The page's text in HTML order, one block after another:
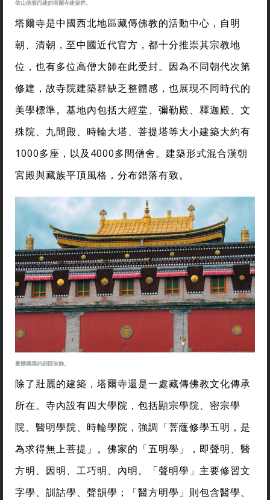
依山傍塬而建的塔爾寺建築群。
塔爾寺是中國西北地區藏傳佛教的活動中心，自明
朝、清朝，至中國近代官方，都十分推崇其宗教地
位，也有多位高僧大師在此受封。因為不同朝代次第
修建，故寺院建築群缺乏整體感，也展現不同時代的
美學標準。基地內包括大經堂、彌勒殿、釋迦殿、文
殊院、九間殿、時輪大塔、菩提塔等大小建築大約有
1000多座，以及4000多間僧舍。建築形式混合漢朝
宮殿與藏族平頂風格，分布錯落有致。
量體構築的細部裝飾。
除了壯麗的建築，塔爾寺還是一處藏傳佛教文化傳承
所在。寺內設有四大學院，包括顯宗學院、密宗學
院、醫明學院、時輪學院，強調「菩蕯修學五明，是
為求得無上菩提」。佛家的「五明學」，即聲明、醫
方明、因明、工巧明、內明。「聲明學」主要修習文
字學、訓詁學、聲韻學；「醫方明學」則包含醫學、